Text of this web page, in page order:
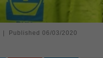
Published 06/03/2020